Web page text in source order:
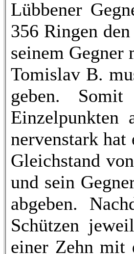
Lübbener
356 Ringen
seinem Gegner
Tomislav B.
geben.
nervenstark
Gleichstand
und sein
abgeben.
Schützen
einer Zehn mit